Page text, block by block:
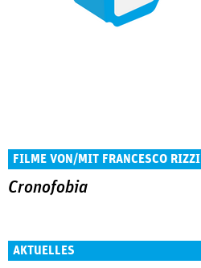
FILME VON/MIT FRANCESCO RIZZI
Cronofobia
AKTUELLES